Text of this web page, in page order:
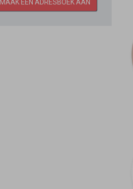
MAAK EEN ADRESBOEK AAN